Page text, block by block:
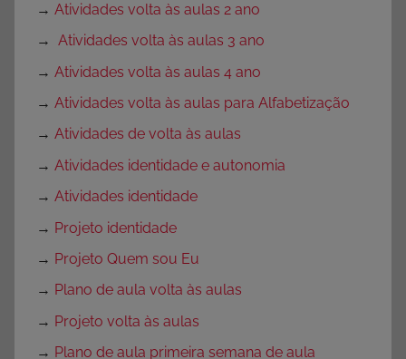
→ Atividades volta às aulas 2 ano
→ Atividades volta às aulas 3 ano
→ Atividades volta às aulas 4 ano
→ Atividades volta às aulas para Alfabetização
→ Atividades de volta às aulas
→ Atividades identidade e autonomia
→ Atividades identidade
→ Projeto identidade
→ Projeto Quem sou Eu
→ Plano de aula volta às aulas
→ Projeto volta às aulas
→ Plano de aula primeira semana de aula